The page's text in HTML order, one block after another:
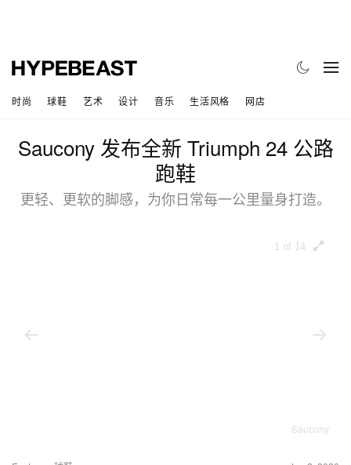
时尚 球鞋 艺术 设计 音乐 生活风格 网店
Saucony 发布全新 Triumph 24 公路
跑鞋
更轻、更软的脚感，为你日常每一公里量身打造。
1 of 14
Saucony